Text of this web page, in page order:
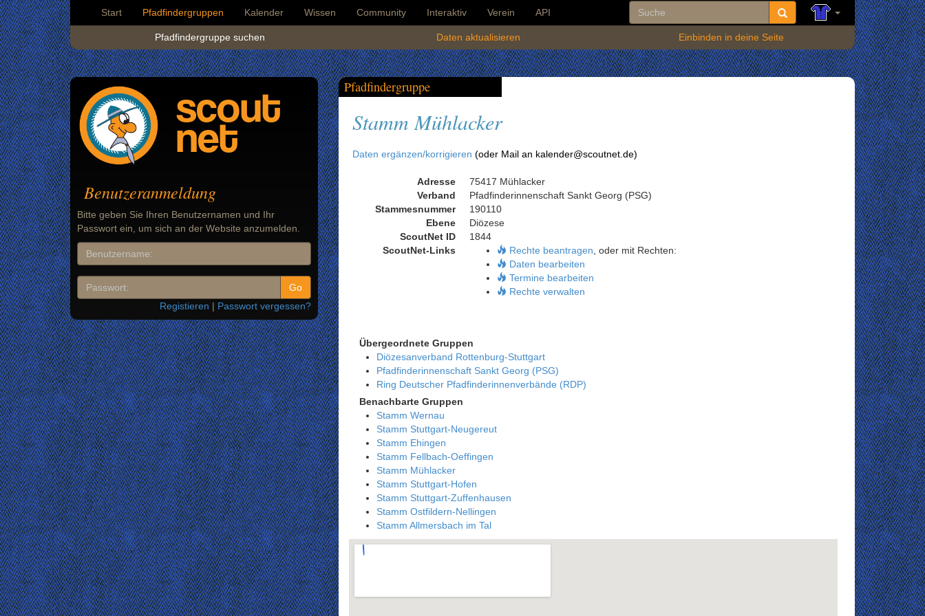
Start Pfadfindergruppen Kalender Wissen Community Interaktiv Verein API
Pfadfindergruppe suchen Daten aktualisieren Einbinden in deine Seite
scout
net
Benutzeranmeldung
Bitte geben Sie Ihren Benutzernamen und Ihr
Passwort ein, um sich an der Website anzumelden.
Registieren | Passwort vergessen?
Pfadfindergruppe
Stamm Mühlacker
Daten ergänzen/korrigieren (oder Mail an kalender@scoutnet.de)
Adresse
75417 Mühlacker
Verband
Pfadfinderinnenschaft Sankt Georg (PSG)
Stammesnummer
190110
Ebene
Diözese
ScoutNet ID
1844
ScoutNet-Links
Rechte beantragen , oder mit Rechten:
Daten bearbeiten
Termine bearbeiten
Rechte verwalten
Übergeordnete Gruppen
Diözesanverband Rottenburg-Stuttgart
Pfadfinderinnenschaft Sankt Georg (PSG)
Ring Deutscher Pfadfinderinnenverbände (RDP)
Benachbarte Gruppen
Stamm Wernau
Stamm Stuttgart-Neugereut
Stamm Ehingen
Stamm Fellbach-Oeffingen
Stamm Mühlacker
Stamm Stuttgart-Hofen
Stamm Stuttgart-Zuffenhausen
Stamm Ostfildern-Nellingen
Stamm Allmersbach im Tal